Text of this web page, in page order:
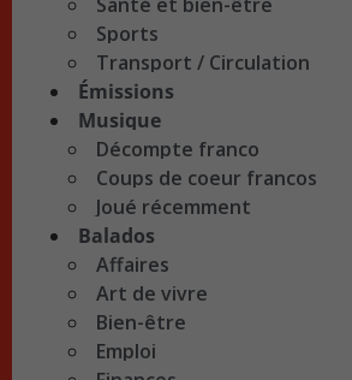
Sports
Transport / Circulation
Émissions
Musique
Décompte franco
Coups de coeur francos
Joué récemment
Balados
Affaires
Art de vivre
Bien-être
Emploi